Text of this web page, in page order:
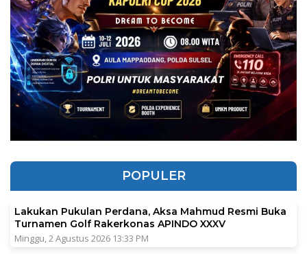
POPULER
Lakukan Pukulan Perdana, Aksa Mahmud Resmi Buka
Turnamen Golf Rakerkonas APINDO XXXV
Minggu, 2 Agustus 2026 13:33 PM